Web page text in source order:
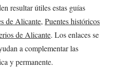
resultar útiles estas guías
de Alicante, Puentes históricos
de Alicante. Los enlaces se
a complementar las
y permanente.